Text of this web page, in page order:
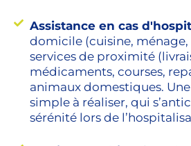
Assistance en cas
domicile (cuisine, ménage,
services de proximité
médicaments, courses,
animaux domestiques.
simple à réaliser, qui
sérénité lors de